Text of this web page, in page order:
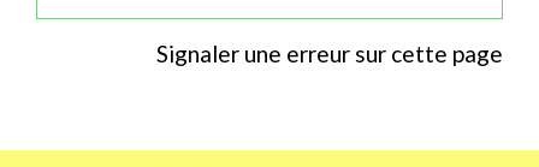
Signaler une erreur sur cette page